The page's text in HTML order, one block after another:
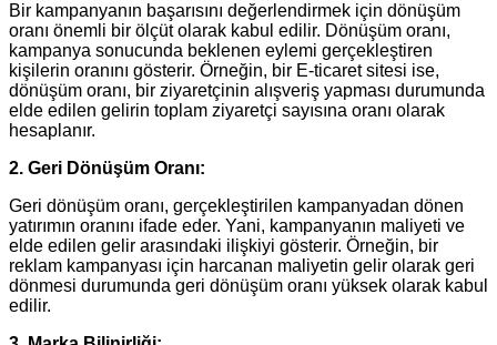
Bir kampanyanın başarısını değerlendirmek için dönüşüm
oranı önemli bir ölçüt olarak kabul edilir. Dönüşüm oranı,
kampanya sonucunda beklenen eylemi gerçekleştiren
kişilerin oranını gösterir. Örneğin, bir E-ticaret sitesi ise,
dönüşüm oranı, bir ziyaretçinin alışveriş yapması durumunda
elde edilen gelirin toplam ziyaretçi sayısına oranı olarak
hesaplanır.
2. Geri Dönüşüm Oranı:
Geri dönüşüm oranı, gerçekleştirilen kampanyadan dönen
yatırımın oranını ifade eder. Yani, kampanyanın maliyeti ve
elde edilen gelir arasındaki ilişkiyi gösterir. Örneğin, bir
reklam kampanyası için harcanan maliyetin gelir olarak geri
dönmesi durumunda geri dönüşüm oranı yüksek olarak kabul
edilir.